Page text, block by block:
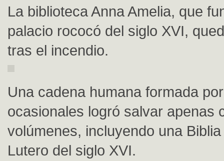
La biblioteca Anna Amelia, que
palacio rococó del siglo XVI,
tras el incendio.
Una cadena humana formada
ocasionales logró salvar apenas
volúmenes, incluyendo una
Lutero del siglo XVI.